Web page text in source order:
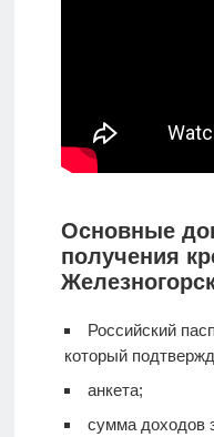
Основные
получения
Российский
который
анкета;
сумма доходов